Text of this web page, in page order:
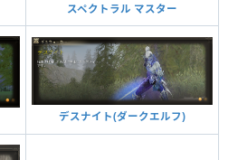
スペクトラル マスター
デスナイト(ダークエルフ)